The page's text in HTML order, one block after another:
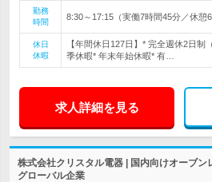
勤務
時間
8:30～17:15（実働7時間45分／休
休日
休暇
【年間休日127日】* 完全週休2日制
季休暇* 年末年始休暇* 有…
求人詳細を見る
株式会社クリスタル電器 | 国内向けオーブ
グローバル企業